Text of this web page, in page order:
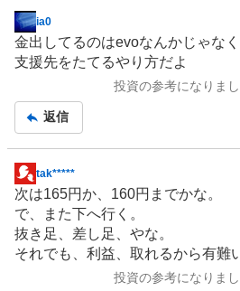
掲
示
板
ia0
金出してるのはevoなんかじゃな
支援先をたてるやり方だよ
投資の参考になりま
返信
掲
示
板
記
事
tak*****
次は165円か、160円までかな。
で、また下へ行く。
抜き足、差し足、やな。
それでも、利益、取れるから有難
投資の参考になりま